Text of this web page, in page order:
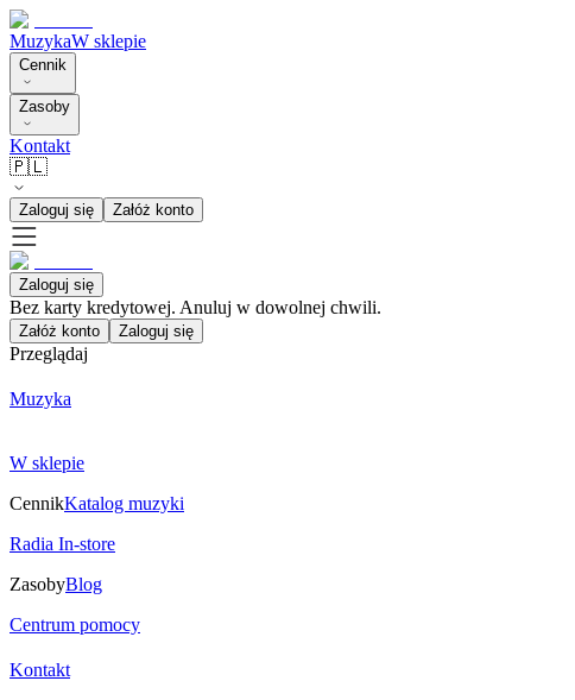
MuzykaW sklepie
Cennik
Zasoby
Kontakt
🇵🇱
Zaloguj się Załóż konto
Zaloguj się
Bez karty kredytowej. Anuluj w dowolnej chwili.
Załóż konto Zaloguj się
Przeglądaj
Muzyka
W sklepie
CennikKatalog muzyki
Radia In-store
ZasobyBlog
Centrum pomocy
Kontakt